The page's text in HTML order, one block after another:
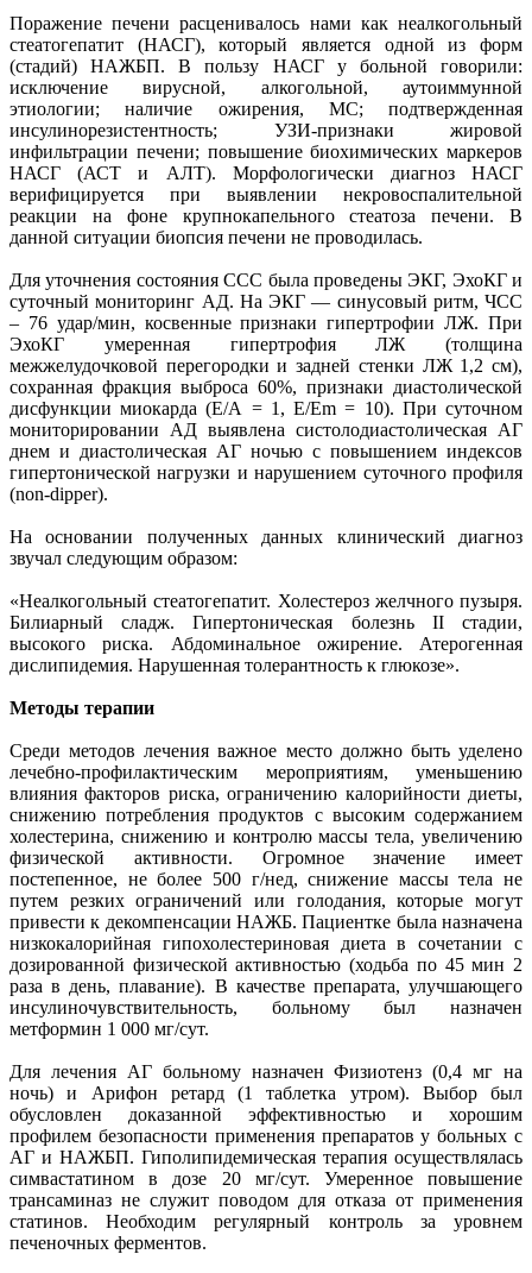
Поражение печени расценивалось нами как неалкогольный
стеатогепатит (НАСГ), который является одной из форм
(стадий) НАЖБП. В пользу НАСГ у больной говорили:
исключение вирусной, алкогольной, аутоиммунной
этиологии; наличие ожирения, МС; подтвержденная
инсулинорезистентность; УЗИ-признаки жировой
инфильтрации печени; повышение биохимических маркеров
НАСГ (АСТ и АЛТ). Морфологически диагноз НАСГ
верифицируется при выявлении некровоспалительной
реакции на фоне крупнокапельного стеатоза печени. В
данной ситуации биопсия печени не проводилась.
Для уточнения состояния ССС была проведены ЭКГ, ЭхоКГ и
суточный мониторинг АД. На ЭКГ — синусовый ритм, ЧСС
– 76 удар/мин, косвенные признаки гипертрофии ЛЖ. При
ЭхоКГ умеренная гипертрофия ЛЖ (толщина
межжелудочковой перегородки и задней стенки ЛЖ 1,2 см),
сохранная фракция выброса 60%, признаки диастолической
дисфункции миокарда (Е/А = 1, Е/Еm = 10). При суточном
мониторировании АД выявлена систолодиастолическая АГ
днем и диастолическая АГ ночью с повышением индексов
гипертонической нагрузки и нарушением суточного профиля
(non-dipper).
На основании полученных данных клинический диагноз
звучал следующим образом:
«Неалкогольный стеатогепатит. Холестероз желчного пузыря.
Билиарный сладж. Гипертоническая болезнь II стадии,
высокого риска. Абдоминальное ожирение. Атерогенная
дислипидемия. Нарушенная толерантность к глюкозе».
Методы терапии
Среди методов лечения важное место должно быть уделено
лечебно-профилактическим мероприятиям, уменьшению
влияния факторов риска, ограничению калорийности диеты,
снижению потребления продуктов с высоким содержанием
холестерина, снижению и контролю массы тела, увеличению
физической активности. Огромное значение имеет
постепенное, не более 500 г/нед, снижение массы тела не
путем резких ограничений или голодания, которые могут
привести к декомпенсации НАЖБ. Пациентке была назначена
низкокалорийная гипохолестериновая диета в сочетании с
дозированной физической активностью (ходьба по 45 мин 2
раза в день, плавание). В качестве препарата, улучшающего
инсулиночувствительность, больному был назначен
метформин 1 000 мг/сут.
Для лечения АГ больному назначен Физиотенз (0,4 мг на
ночь) и Арифон ретард (1 таблетка утром). Выбор был
обусловлен доказанной эффективностью и хорошим
профилем безопасности применения препаратов у больных с
АГ и НАЖБП. Гиполипидемическая терапия осуществлялась
симвастатином в дозе 20 мг/сут. Умеренное повышение
трансаминаз не служит поводом для отказа от применения
статинов. Необходим регулярный контроль за уровнем
печеночных ферментов.